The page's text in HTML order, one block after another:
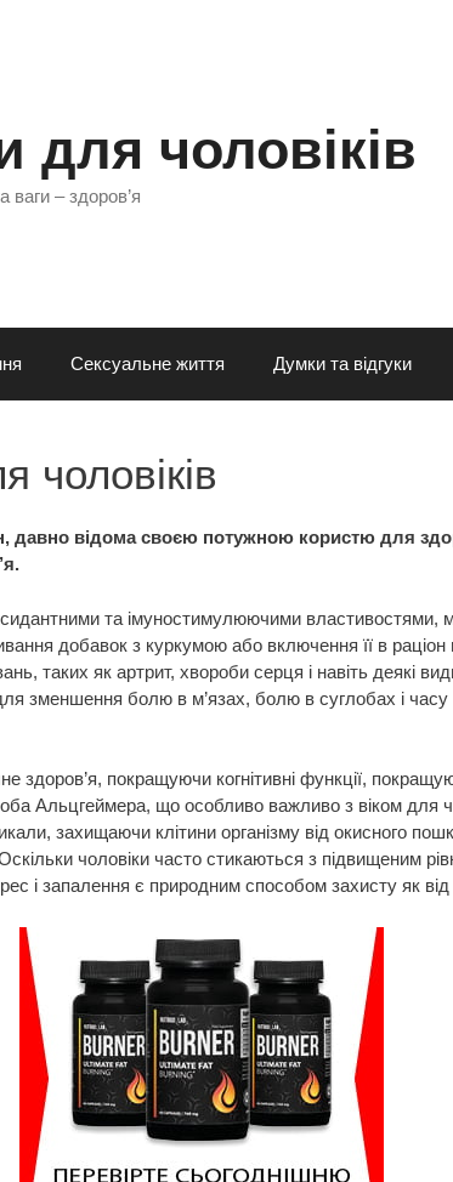
для чоловіків
ваги – здоров’я
Сексуальне життя Думки та відгуки
чоловіків
давно відома своєю потужною користю для
та імуностимулюючими властивостями,
добавок з куркумою або включення її в
таких як артрит, хвороби серця і навіть деякі
зменшення болю в м’язах, болю в суглобах і часу
здоров’я, покращуючи когнітивні функції,
Альцгеймера, що особливо важливо з віком для
захищаючи клітини організму від окисного
чоловіки часто стикаються з підвищеним
і запалення є природним способом захисту як від